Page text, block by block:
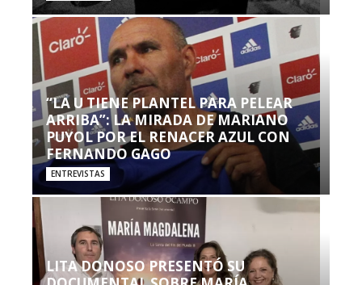
“LA U TIENE PLANTEL PARA PELEAR
ARRIBA”: LA MIRADA DE MARIANO
PUYOL POR EL RENACER AZUL CON
FERNANDO GAGO
ENTREVISTAS
LITA DONOSO PRESENTÓ SU